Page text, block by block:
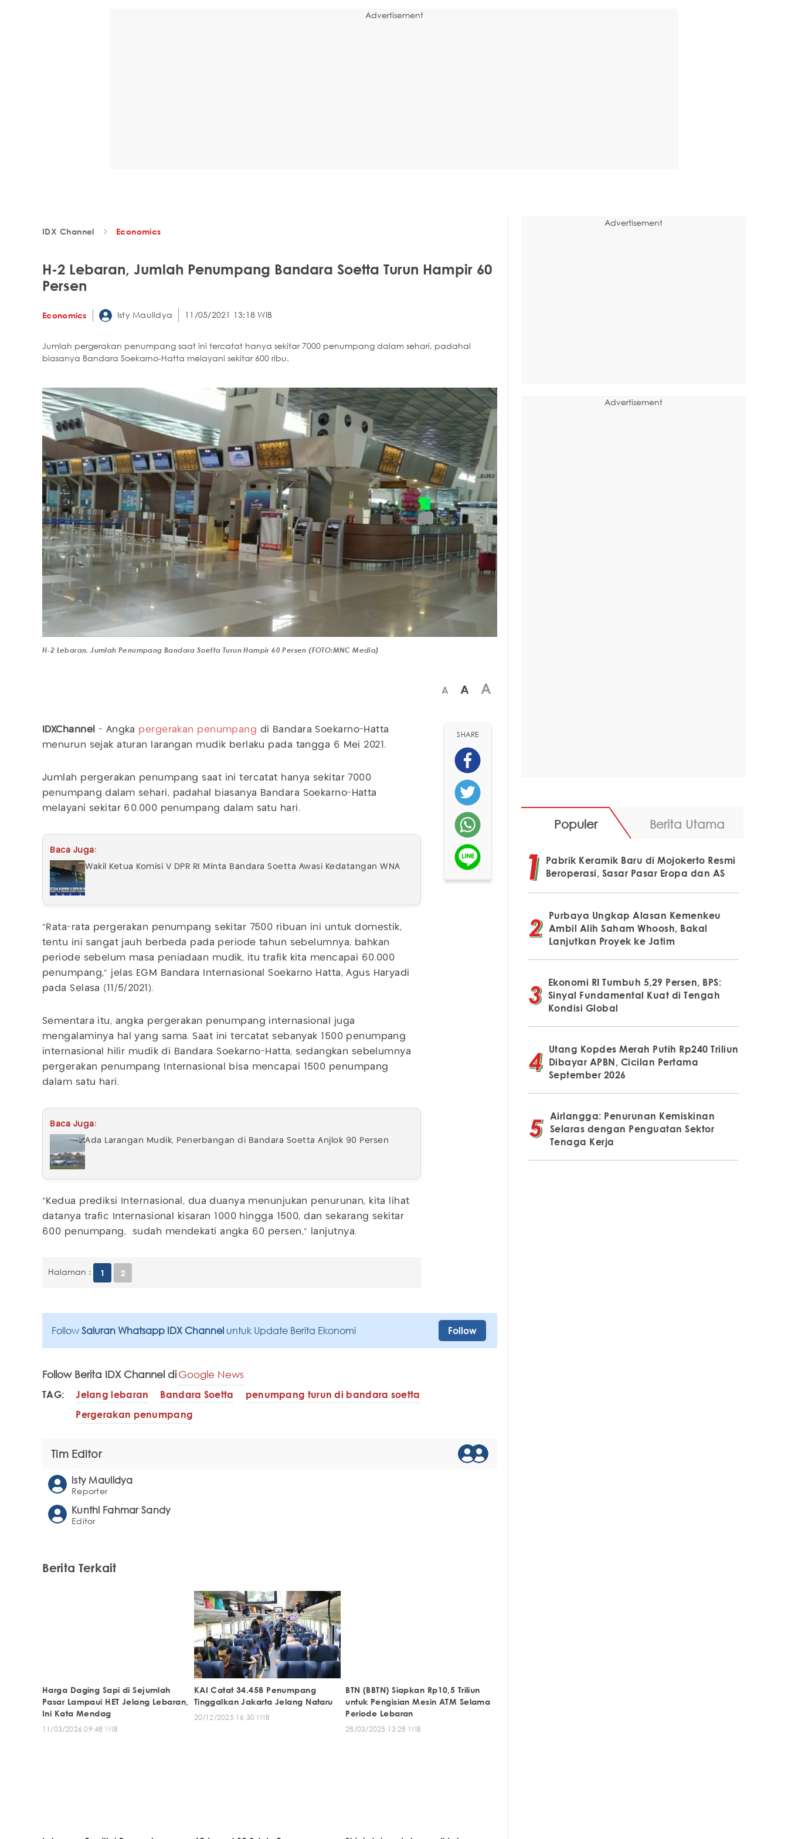
Advertisement
IDX Channel Economics
H-2 Lebaran, Jumlah Penumpang Bandara Soetta Turun Hampir 60
Persen
Economics Isty Maulidya 11/05/2021 13:18 WIB
Jumlah pergerakan penumpang saat ini tercatat hanya sekitar 7000 penumpang dalam sehari, padahal
biasanya Bandara Soekarno-Hatta melayani sekitar 600 ribu.
H-2 Lebaran, Jumlah Penumpang Bandara Soetta Turun Hampir 60 Persen (FOTO:MNC Media)
A A A
IDXChannel - Angka pergerakan penumpang di Bandara Soekarno-Hatta
menurun sejak aturan larangan mudik berlaku pada tangga 6 Mei 2021.
Jumlah pergerakan penumpang saat ini tercatat hanya sekitar 7000
penumpang dalam sehari, padahal biasanya Bandara Soekarno-Hatta
melayani sekitar 60.000 penumpang dalam satu hari.
Baca Juga:
Wakil Ketua Komisi V DPR RI Minta Bandara Soetta Awasi Kedatangan WNA
"Rata-rata pergerakan penumpang sekitar 7500 ribuan ini untuk domestik,
tentu ini sangat jauh berbeda pada periode tahun sebelumnya, bahkan
periode sebelum masa peniadaan mudik, itu trafik kita mencapai 60.000
penumpang," jelas EGM Bandara Internasional Soekarno Hatta, Agus Haryadi
pada Selasa (11/5/2021).
Sementara itu, angka pergerakan penumpang internasional juga
mengalaminya hal yang sama. Saat ini tercatat sebanyak 1500 penumpang
internasional hilir mudik di Bandara Soekarno-Hatta, sedangkan sebelumnya
pergerakan penumpang Internasional bisa mencapai 1500 penumpang
dalam satu hari.
Baca Juga:
Ada Larangan Mudik, Penerbangan di Bandara Soetta Anjlok 90 Persen
"Kedua prediksi Internasional, dua duanya menunjukan penurunan, kita lihat
datanya trafic Internasional kisaran 1000 hingga 1500, dan sekarang sekitar
600 penumpang, sudah mendekati angka 60 persen," lanjutnya.
Halaman : 1 2
SHARE
Follow Saluran Whatsapp IDX Channel untuk Update Berita Ekonomi Follow
Follow Berita IDX Channel diGoogle News
TAG: Jelang lebaran Bandara Soetta
penumpang turun di bandara soetta
Pergerakan penumpang
Tim Editor
Isty Maulidya
Reporter
Kunthi Fahmar Sandy
Editor
Berita Terkait
Harga Daging Sapi di Sejumlah
Pasar Lampaui HET Jelang Lebaran,
Ini Kata Mendag
11/03/2026 09:48 WIB
KAI Catat 34.458 Penumpang
Tinggalkan Jakarta Jelang Nataru
20/12/2025 16:30 WIB
BTN (BBTN) Siapkan Rp10,5 Triliun
untuk Pengisian Mesin ATM Selama
Periode Lebaran
28/03/2025 13:28 WIB
Advertisement
Advertisement
Populer Berita Utama
Pabrik Keramik Baru di Mojokerto Resmi
Beroperasi, Sasar Pasar Eropa dan AS
Purbaya Ungkap Alasan Kemenkeu
Ambil Alih Saham Whoosh, Bakal
Lanjutkan Proyek ke Jatim
Ekonomi RI Tumbuh 5,29 Persen, BPS:
Sinyal Fundamental Kuat di Tengah
Kondisi Global
Utang Kopdes Merah Putih Rp240 Triliun
Dibayar APBN, Cicilan Pertama
September 2026
Airlangga: Penurunan Kemiskinan
Selaras dengan Penguatan Sektor
Tenaga Kerja